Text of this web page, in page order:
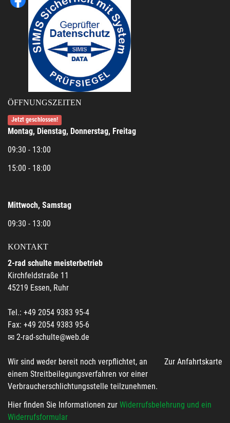
ÖFFNUNGSZEITEN
Jetzt geschlossen!
Montag, Dienstag, Donnerstag, Freitag
09:30 - 13:00
15:00 - 18:00
Mittwoch, Samstag
09:30 - 13:00
KONTAKT
2-rad schulte meisterbetrieb
Kirchfeldstraße 11
45219 Essen, Ruhr
Tel.: +49 2054 9383 95-4
Fax: +49 2054 9383 95-6
2-rad-schulte@web.de
Zur Anfahrtskarte
Wir sind weder bereit noch verpflichtet, an
einem Streitbeilegungsverfahren vor einer
Verbraucherschlichtungsstelle teilzunehmen.
Hier finden Sie Informationen zur Widerrufsbelehrung und ein
Widerrufsformular